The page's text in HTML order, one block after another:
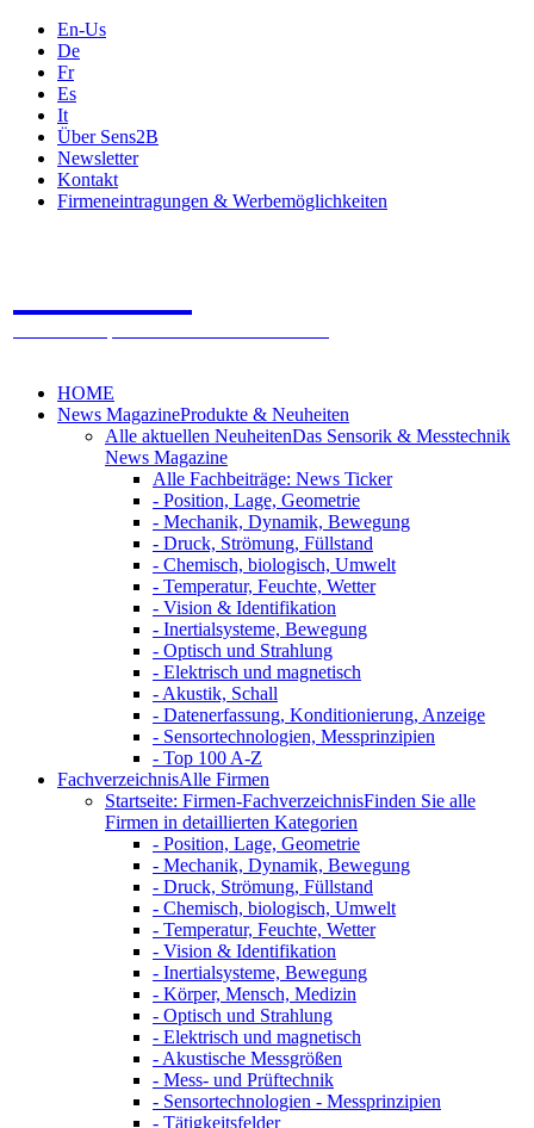
En-Us
De
Fr
Es
It
Über Sens2B
Newsletter
Kontakt
Firmeneintragungen & Werbemöglichkeiten
HOME
News MagazineProdukte & Neuheiten
Alle aktuellen NeuheitenDas Sensorik & Messtechnik
News Magazine
Alle Fachbeiträge: News Ticker
- Position, Lage, Geometrie
- Mechanik, Dynamik, Bewegung
- Druck, Strömung, Füllstand
- Chemisch, biologisch, Umwelt
- Temperatur, Feuchte, Wetter
- Vision & Identifikation
- Inertialsysteme, Bewegung
- Optisch und Strahlung
- Elektrisch und magnetisch
- Akustik, Schall
- Datenerfassung, Konditionierung, Anzeige
- Sensortechnologien, Messprinzipien
- Top 100 A-Z
FachverzeichnisAlle Firmen
Startseite: Firmen-FachverzeichnisFinden Sie alle
Firmen in detaillierten Kategorien
- Position, Lage, Geometrie
- Mechanik, Dynamik, Bewegung
- Druck, Strömung, Füllstand
- Chemisch, biologisch, Umwelt
- Temperatur, Feuchte, Wetter
- Vision & Identifikation
- Inertialsysteme, Bewegung
- Körper, Mensch, Medizin
- Optisch und Strahlung
- Elektrisch und magnetisch
- Akustische Messgrößen
- Mess- und Prüftechnik
- Sensortechnologien - Messprinzipien
- Tätigkeitsfelder